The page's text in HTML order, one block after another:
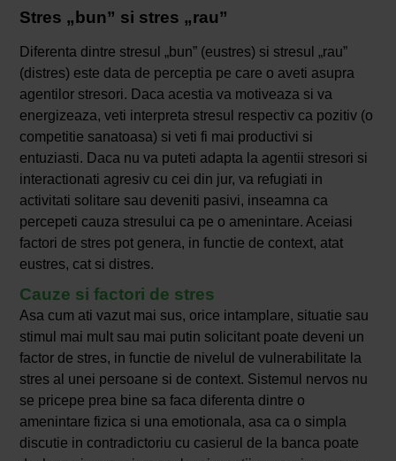
Stres „bun” si stres „rau”
Diferenta dintre stresul „bun” (eustres) si stresul „rau”
(distres) este data de perceptia pe care o aveti asupra
agentilor stresori. Daca acestia va motiveaza si va
energizeaza, veti interpreta stresul respectiv ca pozitiv (o
competitie sanatoasa) si veti fi mai productivi si
entuziasti. Daca nu va puteti adapta la agentii stresori si
interactionati agresiv cu cei din jur, va refugiati in
activitati solitare sau deveniti pasivi, inseamna ca
percepeti cauza stresului ca pe o amenintare. Aceiasi
factori de stres pot genera, in functie de context, atat
eustres, cat si distres.
Cauze si factori de stres
Asa cum ati vazut mai sus, orice intamplare, situatie sau
stimul mai mult sau mai putin solicitant poate deveni un
factor de stres, in functie de nivelul de vulnerabilitate la
stres al unei persoane si de context. Sistemul nervos nu
se pricepe prea bine sa faca diferenta dintre o
amenintare fizica si una emotionala, asa ca o simpla
discutie in contradictoriu cu casierul de la banca poate